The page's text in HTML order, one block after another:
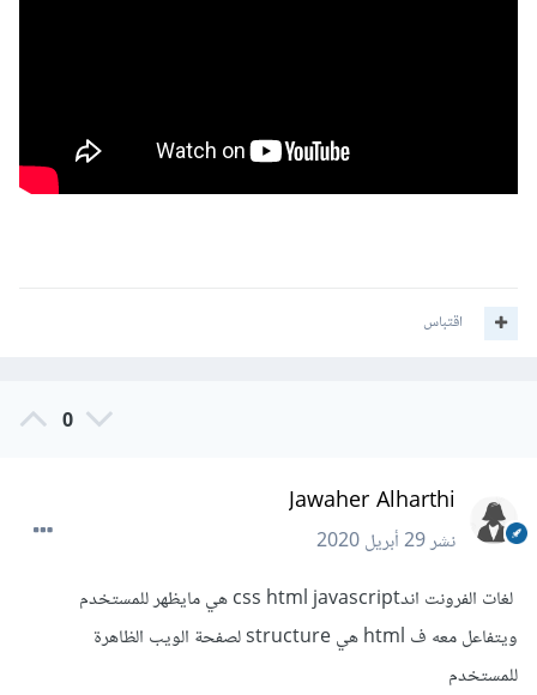
اقتباس
0
Jawaher Alharthi
نشر29 أبريل 2020
لغات الفرونت اندcss html javascript هي مايظهر للمستخدم
ويتفاعل معه ف html هي structure لصفحة الويب الظاهرة
للمستخدم